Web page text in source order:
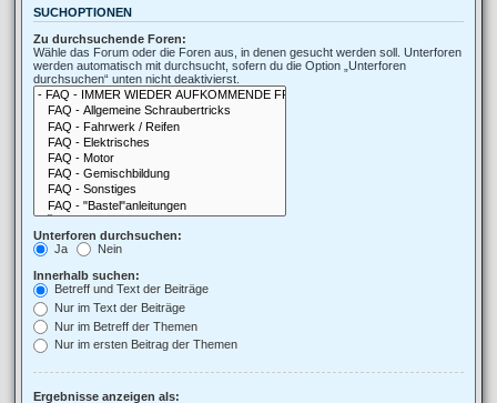
SUCHOPTIONEN
Zu durchsuchende Foren:
Wähle das Forum oder die Foren aus, in denen gesucht werden soll. Unterforen
werden automatisch mit durchsucht, sofern du die Option „Unterforen
durchsuchen“ unten nicht deaktivierst.
Unterforen durchsuchen:
Ja
Nein
Innerhalb suchen:
Betreff und Text der Beiträge
Nur im Text der Beiträge
Nur im Betreff der Themen
Nur im ersten Beitrag der Themen
Ergebnisse anzeigen als: